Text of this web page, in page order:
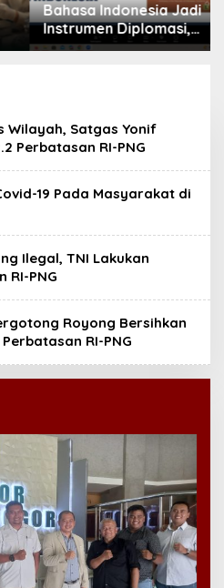
Bahasa Indonesia Jadi
Instrumen Diplomasi,
Atdikbud Perluas Jejak
Wilayah, Satgas Yonif
Perbatasan RI-PNG
19 Pada Masyarakat di
Ilegal, TNI Lakukan
RI-PNG
Royong Bersihkan
RI-PNG